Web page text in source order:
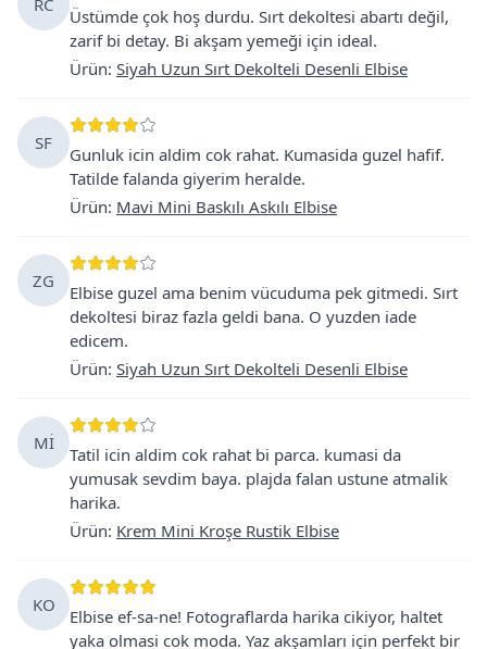
Üstümde çok hoş durdu. Sırt dekoltesi abartı değil,
zarif bi detay. Bi akşam yemeği için ideal.
Ürün: Siyah Uzun Sırt Dekolteli Desenli Elbise
SF
Gunluk icin aldim cok rahat. Kumasida guzel hafif.
Tatilde falanda giyerim heralde.
Ürün: Mavi Mini Baskılı Askılı Elbise
ZG
Elbise guzel ama benim vücuduma pek gitmedi. Sırt
dekoltesi biraz fazla geldi bana. O yuzden iade
edicem.
Ürün: Siyah Uzun Sırt Dekolteli Desenli Elbise
Mİ
Tatil icin aldim cok rahat bi parca. kumasi da
yumusak sevdim baya. plajda falan ustune atmalik
harika.
Ürün: Krem Mini Kroşe Rustik Elbise
KO
Elbise ef-sa-ne! Fotograflarda harika cikiyor, haltet
yaka olmasi cok moda. Yaz akşamları için perfekt bir